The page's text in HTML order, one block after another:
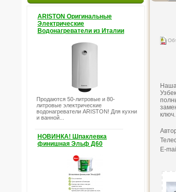
ARISTON Оригинальные
Электрические
Водонагреватели из Италии
Продаются 50-литровые и 80-
литровые электрические
водонагреватели ARISTON! Для кухни
и ванной...
НОВИНКА! Шпаклевка
финишная Эльф Д60
E-